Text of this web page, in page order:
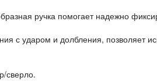
ручка помогает надежно
с ударом и долбления, позволяет
сверло.